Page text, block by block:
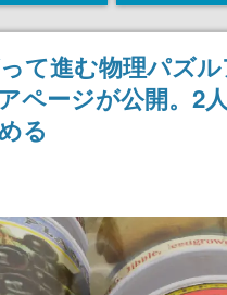
』が
料配布中！
2』
式リリースを
ンペーン
ト。主人公は
侘石ダイヤ、
を舞台にトラ
する社員たち
て進む物理パズ
ページが公開。2
る